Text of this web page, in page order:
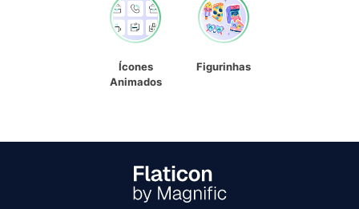
Ícones
Animados
Figurinhas